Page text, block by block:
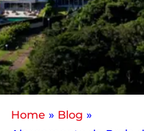
Home » Blog »